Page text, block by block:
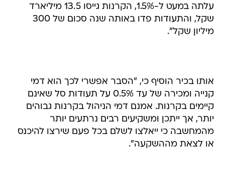
עלתה במעט ל-1.5%, הקרנות גייסו 13.5 מיליארד
שקל, והתעודות פדו באותה שנה סכום של 300
מיליון שקל".
אותו בכיר הוסיף כי, "הסבר אפשרי לכך הוא דמי
קנייה ומכירה של עד 0.5% על תעודות סל שאינם
קיימים בקרנות. אמנם דמי הניהול בקרנות גבוהים
יותר, אך ייתכן ומשקיעים רבים נרתעים יותר
מהמחשבה כי ייאלצו לשלם בכל פעם שירצו להיכנס
או לצאת מההשקעה".